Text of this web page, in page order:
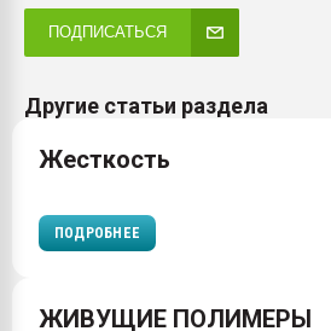
ПОДПИСАТЬСЯ
Другие статьи раздела
Жесткость
ПОДРОБНЕЕ
ЖИВУЩИЕ ПОЛИМЕРЫ